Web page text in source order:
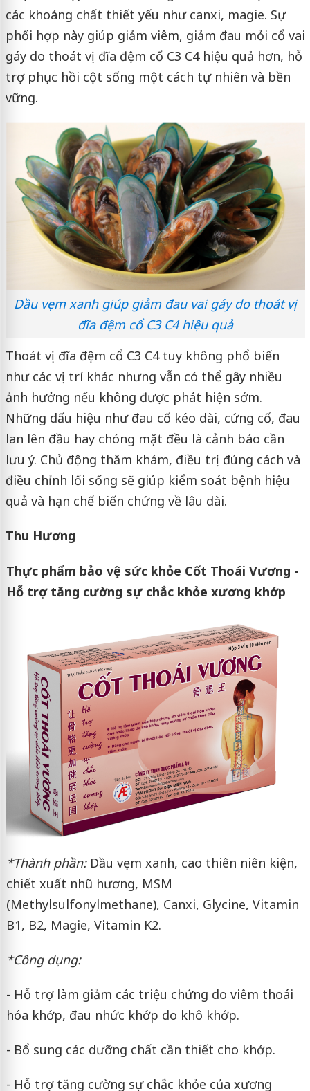
các khoáng chất thiết yếu như canxi, magie. Sự
phối hợp này giúp giảm viêm, giảm đau mỏi cổ vai
gáy do thoát vị đĩa đệm cổ C3 C4 hiệu quả hơn, hỗ
trợ phục hồi cột sống một cách tự nhiên và bền
vững.
Dầu vẹm xanh giúp giảm đau vai gáy do thoát vị
đĩa đệm cổ C3 C4 hiệu quả
Thoát vị đĩa đệm cổ C3 C4 tuy không phổ biến
như các vị trí khác nhưng vẫn có thể gây nhiều
ảnh hưởng nếu không được phát hiện sớm.
Những dấu hiệu như đau cổ kéo dài, cứng cổ, đau
lan lên đầu hay chóng mặt đều là cảnh báo cần
lưu ý. Chủ động thăm khám, điều trị đúng cách và
điều chỉnh lối sống sẽ giúp kiểm soát bệnh hiệu
quả và hạn chế biến chứng về lâu dài.
Thu Hương
Thực phẩm bảo vệ sức khỏe Cốt Thoái Vương -
Hỗ trợ tăng cường sự chắc khỏe xương khớp
*Thành phần:Dầu vẹm xanh, cao thiên niên kiện,
chiết xuất nhũ hương, MSM
(Methylsulfonylmethane), Canxi, Glycine, Vitamin
B1, B2, Magie, Vitamin K2.
*Công dụng:
- Hỗ trợ làm giảm các triệu chứng do viêm thoái
hóa khớp, đau nhức khớp do khô khớp.
- Bổ sung các dưỡng chất cần thiết cho khớp.
- Hỗ trợ tăng cường sự chắc khỏe của xương